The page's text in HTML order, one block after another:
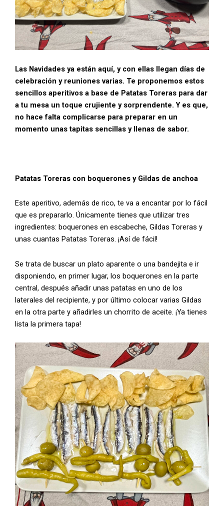
Las Navidades ya están aquí, y con ellas llegan días de
celebración y reuniones varias. Te proponemos estos
sencillos aperitivos a base de Patatas Toreras para dar
a tu mesa un toque crujiente y sorprendente. Y es que,
no hace falta complicarse para preparar en un
momento unas tapitas sencillas y llenas de sabor.
Patatas Toreras con boquerones y Gildas de anchoa
Este aperitivo, además de rico, te va a encantar por lo fácil
que es prepararlo. Únicamente tienes que utilizar tres
ingredientes: boquerones en escabeche, Gildas Toreras y
unas cuantas Patatas Toreras. ¡Así de fácil!
Se trata de buscar un plato aparente o una bandejita e ir
disponiendo, en primer lugar, los boquerones en la parte
central, después añadir unas patatas en uno de los
laterales del recipiente, y por último colocar varias Gildas
en la otra parte y añadirles un chorrito de aceite. ¡Ya tienes
lista la primera tapa!